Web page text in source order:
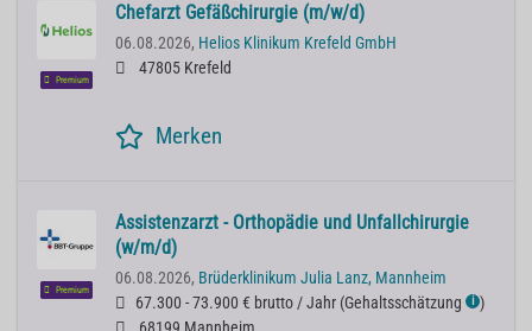
Premium
Chefarzt Gefäßchirurgie (m/w/d)
06.08.2026, Helios Klinikum Krefeld GmbH
47805 Krefeld
Merken
Premium
Assistenzarzt - Orthopädie und Unfallchirurgie
(w/m/d)
06.08.2026, Brüderklinikum Julia Lanz, Mannheim
67.300 - 73.900 € brutto / Jahr (Gehaltsschätzung ℹ )